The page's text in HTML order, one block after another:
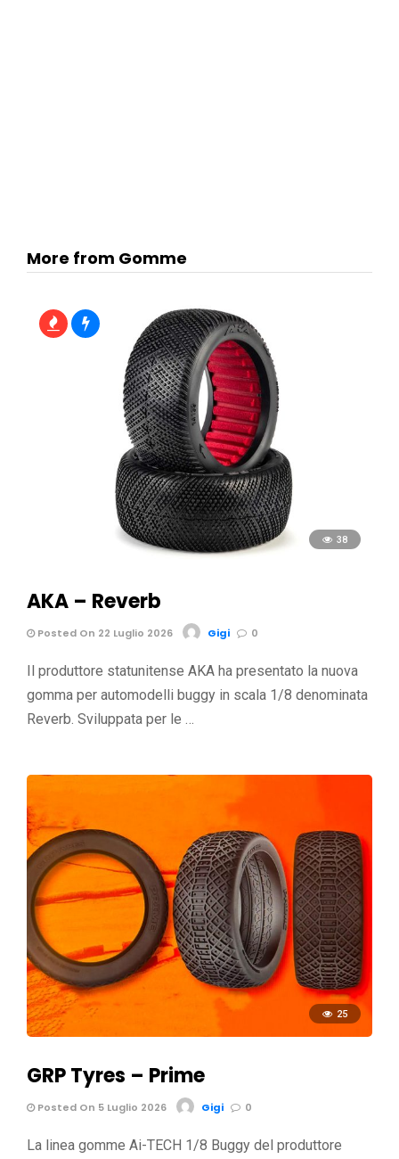
More from Gomme
38
AKA – Reverb
Posted On 22 Luglio 2026 Gigi 0
Il produttore statunitense AKA ha presentato la nuova
gomma per automodelli buggy in scala 1/8 denominata
Reverb. Sviluppata per le …
25
GRP Tyres – Prime
Posted On 5 Luglio 2026 Gigi 0
La linea gomme Ai-TECH 1/8 Buggy del produttore